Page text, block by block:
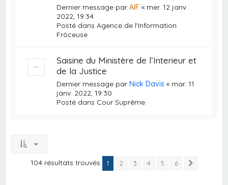
Dernier message parAIF « mer. 12 janv.
2022, 19:34
Posté dansAgence de l'Information
Frôceuse
Saisine du Ministère de l’Interieur et
de la Justice
Dernier message parNick Davis « mar. 11
janv. 2022, 19:30
Posté dans Cour Suprême
104 résultats trouvés 1 2 3 4 5 6